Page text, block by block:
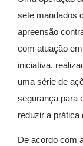
sete mandados
apreensão
com atuação
iniciativa,
uma série de
segurança para
reduzir a prática
De acordo com